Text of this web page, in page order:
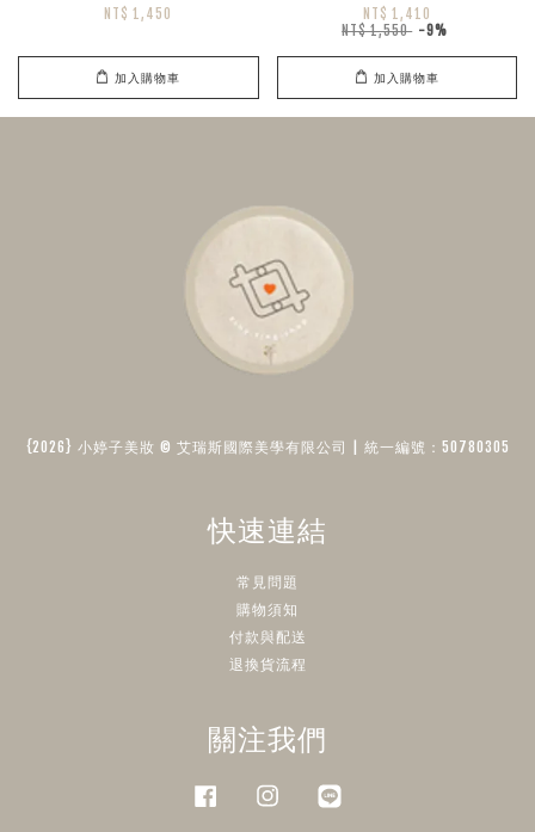
NT$ 1,450
加入購物車
NT$ 1,410
NT$ 1,550 -9%
加入購物車
{2026} 小婷子美妝 © 艾瑞斯國際美學有限公司 | 統一編號：50780305​
快速連結
常見問題
購物須知
付款與配送
退換貨流程
關注我們
Facebook Instagram